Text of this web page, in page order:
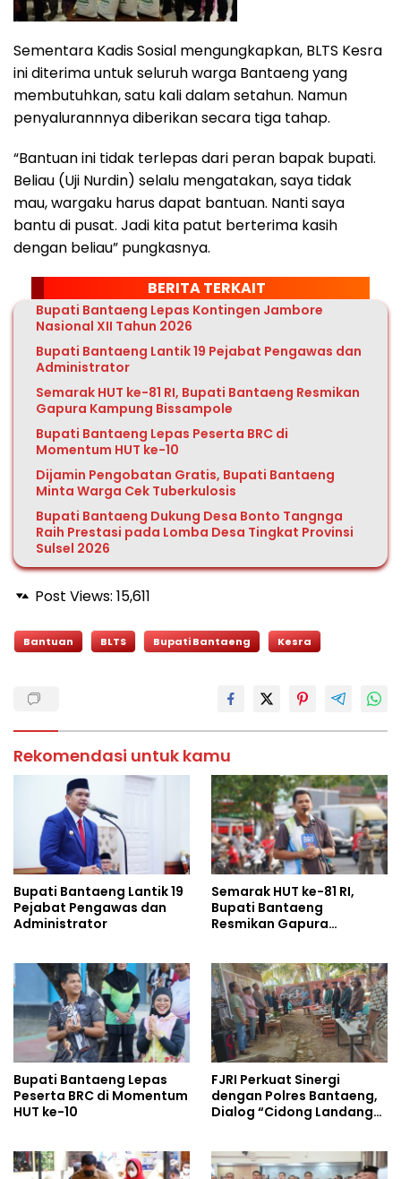
Sementara Kadis Sosial mengungkapkan, BLTS Kesra
ini diterima untuk seluruh warga Bantaeng yang
membutuhkan, satu kali dalam setahun. Namun
penyalurannnya diberikan secara tiga tahap.
“Bantuan ini tidak terlepas dari peran bapak bupati.
Beliau (Uji Nurdin) selalu mengatakan, saya tidak
mau, wargaku harus dapat bantuan. Nanti saya
bantu di pusat. Jadi kita patut berterima kasih
dengan beliau” pungkasnya.
BERITA TERKAIT
Bupati Bantaeng Lepas Kontingen Jambore
Nasional XII Tahun 2026
Bupati Bantaeng Lantik 19 Pejabat Pengawas dan
Administrator
Semarak HUT ke-81 RI, Bupati Bantaeng Resmikan
Gapura Kampung Bissampole
Bupati Bantaeng Lepas Peserta BRC di
Momentum HUT ke-10
Dijamin Pengobatan Gratis, Bupati Bantaeng
Minta Warga Cek Tuberkulosis
Bupati Bantaeng Dukung Desa Bonto Tangnga
Raih Prestasi pada Lomba Desa Tingkat Provinsi
Sulsel 2026
Post Views: 15,611
Bantuan BLTS Bupati Bantaeng Kesra
Rekomendasi untuk kamu
Bupati Bantaeng Lantik 19
Pejabat Pengawas dan
Administrator
Semarak HUT ke-81 RI,
Bupati Bantaeng
Resmikan Gapura
Bupati Bantaeng Lepas
Peserta BRC di Momentum
HUT ke-10
FJRI Perkuat Sinergi
dengan Polres Bantaeng,
Dialog “Cidong Landang”